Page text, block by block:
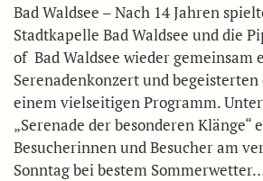
Bad Waldsee – Nach 14 Jahren
Stadtkapelle Bad Waldsee und die
of Bad Waldsee wieder gemeinsam
Serenadenkonzert und
einem vielseitigen Programm.
„Serenade der besonderen Klänge“
Besucherinnen und Besucher am
Sonntag bei bestem